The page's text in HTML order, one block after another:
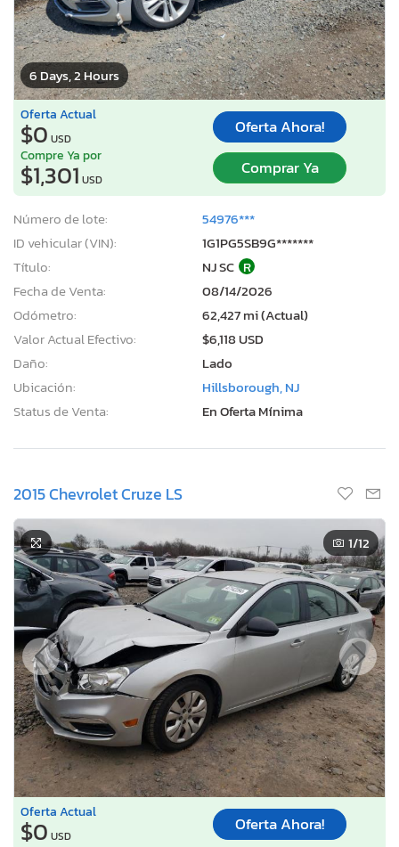
6 Days, 2 Hours
Oferta Actual
$0 USD
Oferta Ahora!
Compre Ya por
$1,301 USD
Comprar Ya
Número de lote:
54976***
ID vehicular (VIN):
1G1PG5SB9G*******
Título:
NJ SC R
Fecha de Venta:
08/14/2026
Odómetro:
62,427 mi (Actual)
Valor Actual Efectivo:
$6,118 USD
Daño:
Lado
Ubicación:
Hillsborough, NJ
Status de Venta:
En Oferta Mínima
2015 Chevrolet Cruze LS
1/12
Oferta Actual
$0 USD
Oferta Ahora!